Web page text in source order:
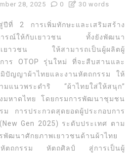
28, 2025 0 30 words
ปีที่ 2 การเพิ่มทักษะและเสริมสร้าง
ารณ์ให้กับเยาวชน ทั้งยังพัฒนา
เยาวชน ให้สามารถเป็นผู้ผลิตผู้
าร OTOP รุ่นใหม่ ที่จะสืบสานและ
ปัญญาผ้าไทยและงานหัตถกรรม ให้
มแนวพระดำริ “ผ้าไทยใส่ให้สนุก”
มหาดไทย โดยกรมการพัฒนาชุมชน
ม การประกวดสุดยอดผู้ประกอบการ
Gen 2025) ระดับประเทศ ตาม
พัฒนาศักยภาพเยาวชนด้านผ้าไทย
หัตถกรรม หัตถศิลป์ สู่การเป็นผู้